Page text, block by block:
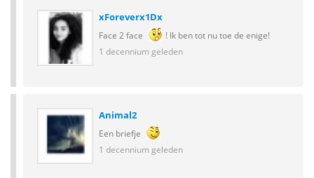
xForeverx1Dx
Face 2 face
! Ik ben tot nu toe de enige!
1 decennium geleden
Animal2
Een briefje
1 decennium geleden